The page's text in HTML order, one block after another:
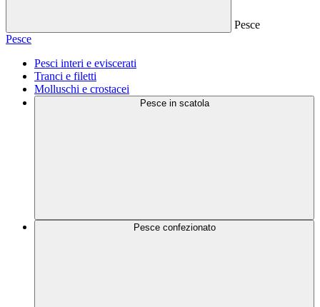
Pesce
Pesce
Pesci interi e eviscerati
Tranci e filetti
Molluschi e crostacei
Pesce in scatola
Pesce confezionato